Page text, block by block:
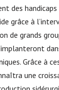
des
grâce à
de grands
Grâce à
une